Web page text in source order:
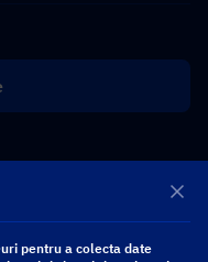
pentru a colecta date